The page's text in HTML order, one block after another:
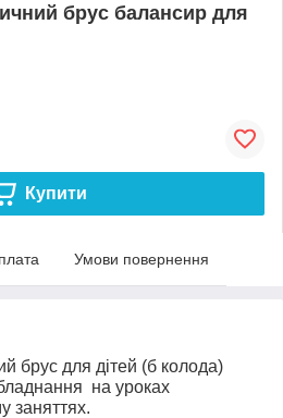
брус балансир для
Купити
Умови повернення
брус для дітей (б колода)
на уроках
заняттях.